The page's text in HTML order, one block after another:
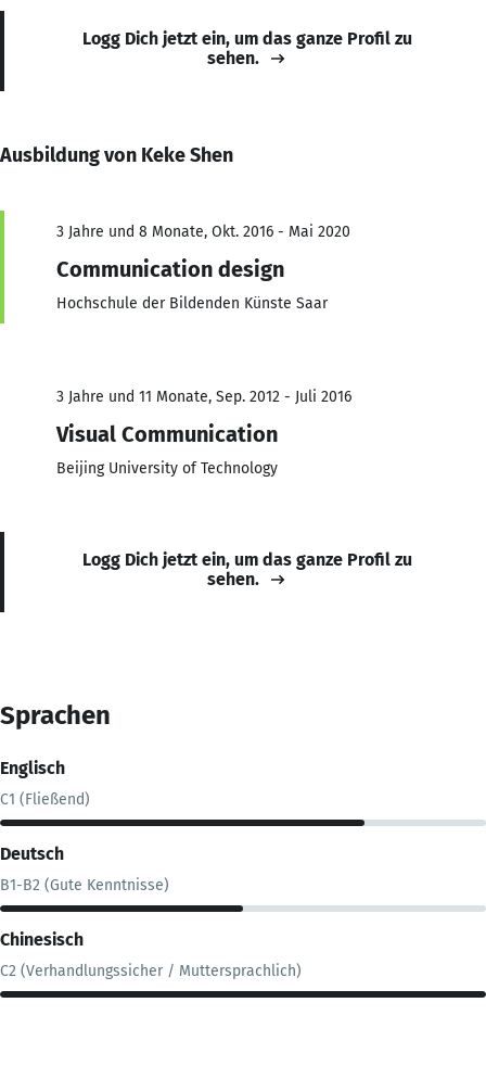
Logg Dich jetzt ein, um das ganze Profil zu
sehen.
Ausbildung von Keke Shen
3 Jahre und 8 Monate, Okt. 2016 - Mai 2020
Communication design
Hochschule der Bildenden Künste Saar
3 Jahre und 11 Monate, Sep. 2012 - Juli 2016
Visual Communication
Beijing University of Technology
Logg Dich jetzt ein, um das ganze Profil zu
sehen.
Sprachen
Englisch
C1 (Fließend)
Deutsch
B1-B2 (Gute Kenntnisse)
Chinesisch
C2 (Verhandlungssicher / Muttersprachlich)